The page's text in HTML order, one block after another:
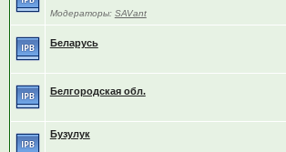
Модераторы: SAVant
Беларусь
Белгородская обл.
Бузулук